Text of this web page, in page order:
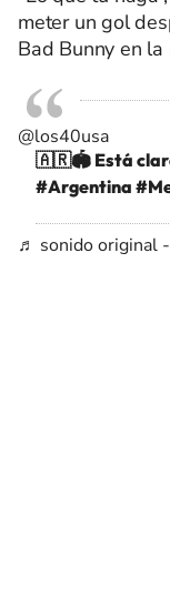
meter un gol
Bad Bunny en la
@los40usa
🇦🇷🏟️ Está claro,
#Argentina
♬ sonido original